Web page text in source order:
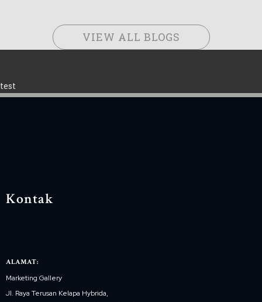
VIEW ALL BLOGS
test
Kontak
ALAMAT:
Marketing Gallery
Jl. Raya Terusan Kelapa Hybrida,